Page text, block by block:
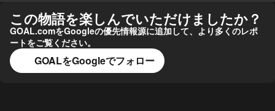
この物語を楽しんでいただけましたか？
GOAL.comをGoogleの優先情報源に追加して、より多くのレポ
ートをご覧ください。
GOALをGoogleでフォロー